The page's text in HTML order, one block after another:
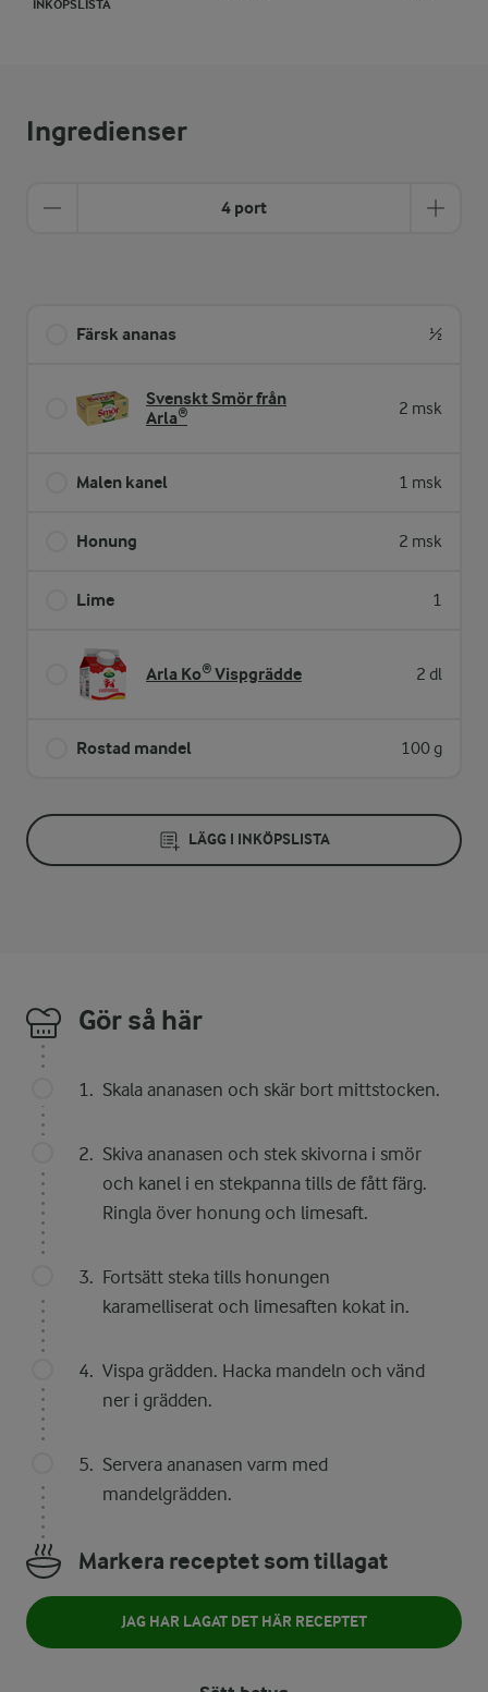
INKÖPSLISTA
Ingredienser
4 port
Färsk ananas ½
Svenskt Smör från
Arla®
2 msk
Malen kanel 1 msk
Honung 2 msk
Lime 1
Arla Ko® Vispgrädde 2 dl
Rostad mandel 100 g
LÄGG I INKÖPSLISTA
Gör så här
Skala ananasen och skär bort mittstocken.
Skiva ananasen och stek skivorna i smör
och kanel i en stekpanna tills de fått färg.
Ringla över honung och limesaft.
Fortsätt steka tills honungen
karamelliserat och limesaften kokat in.
Vispa grädden. Hacka mandeln och vänd
ner i grädden.
Servera ananasen varm med
mandelgrädden.
Markera receptet som tillagat
JAG HAR LAGAT DET HÄR RECEPTET